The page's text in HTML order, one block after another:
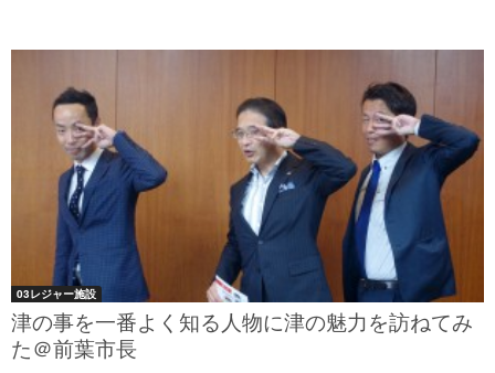
03レジャー施設
津の事を一番よく知る人物に津の魅力を訪ねてみ
た＠前葉市長